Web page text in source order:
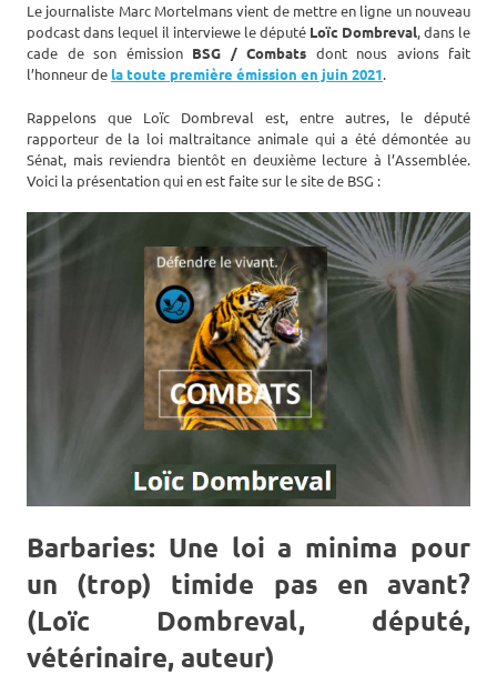
Le journaliste Marc Mortelmans vient de mettre en ligne un nouveau
podcast dans lequel il interviewe le député Loïc Dombreval, dans le
cade de son émission BSG / Combats dont nous avions fait
l’honneur de la toute première émission en juin 2021.
Rappelons que Loïc Dombreval est, entre autres, le député
rapporteur de la loi maltraitance animale qui a été démontée au
Sénat, mais reviendra bientôt en deuxième lecture à l’Assemblée.
Voici la présentation qui en est faite sur le site de BSG :
Barbaries: Une loi a minima pour
un (trop) timide pas en avant?
(Loïc Dombreval, député,
vétérinaire, auteur)